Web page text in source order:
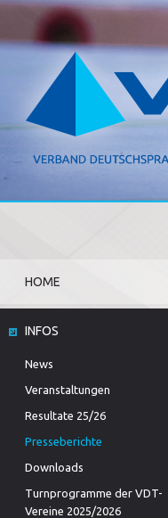
HOME
INFOS
News
Veranstaltungen
Resultate 25/26
Presseberichte
Downloads
Turnprogramme der VDT-
Vereine 2025/2026